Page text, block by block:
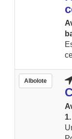
Albolote
1.